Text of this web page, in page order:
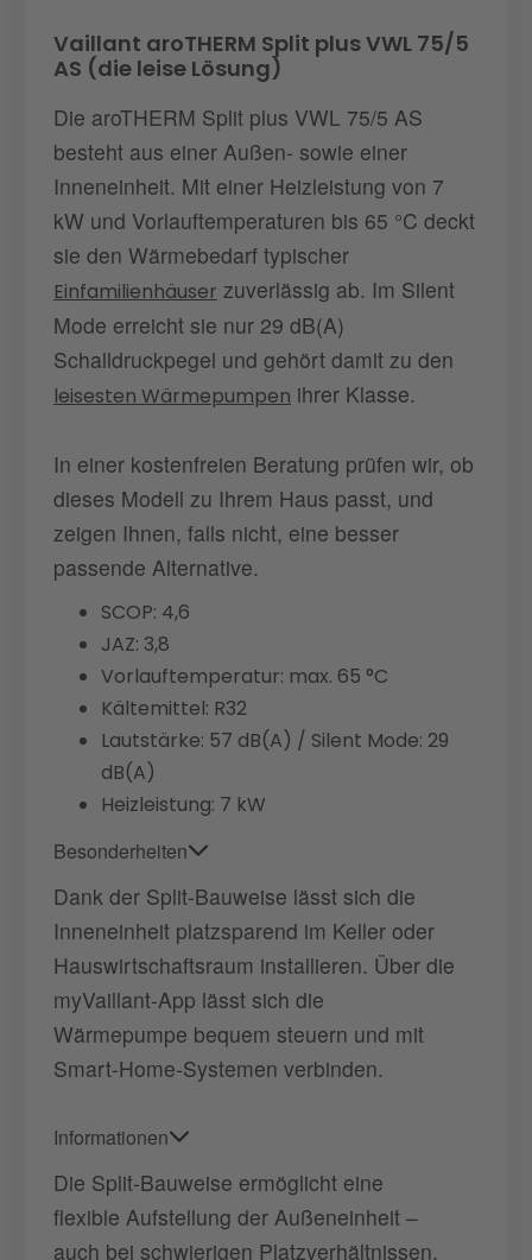
Vaillant aroTHERM Split plus VWL 75/5
AS (die leise Lösung)
Die aroTHERM Split plus VWL 75/5 AS
besteht aus einer Außen- sowie einer
Inneneinheit. Mit einer Heizleistung von 7
kW und Vorlauftemperaturen bis 65 °C deckt
sie den Wärmebedarf typischer
Einfamilienhäuser zuverlässig ab. Im Silent
Mode erreicht sie nur 29 dB(A)
Schalldruckpegel und gehört damit zu den
leisesten Wärmepumpen ihrer Klasse.
In einer kostenfreien Beratung prüfen wir, ob
dieses Modell zu Ihrem Haus passt, und
zeigen Ihnen, falls nicht, eine besser
passende Alternative.
SCOP: 4,6
JAZ: 3,8
Vorlauftemperatur: max. 65 °C
Kältemittel: R32
Lautstärke: 57 dB(A) / Silent Mode: 29
dB(A)
Heizleistung: 7 kW
Besonderheiten
Dank der Split-Bauweise lässt sich die
Inneneinheit platzsparend im Keller oder
Hauswirtschaftsraum installieren. Über die
myVaillant-App lässt sich die
Wärmepumpe bequem steuern und mit
Smart-Home-Systemen verbinden.
Informationen
Die Split-Bauweise ermöglicht eine
flexible Aufstellung der Außeneinheit –
auch bei schwierigen Platzverhältnissen.